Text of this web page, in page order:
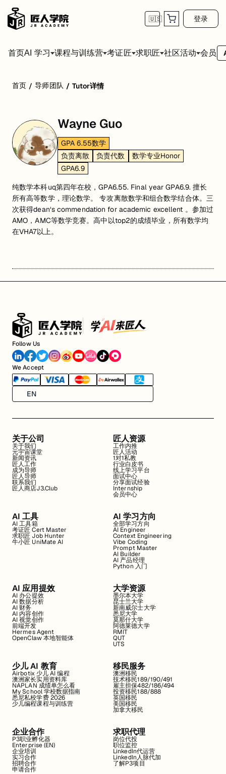
🇺🇸 登录
首页AI 学习 课程与训练营 考证匠 求职匠 社区活动 会员
首页 / 导师团队 / Tutor详情
Wayne Guo
GPA 6.55数学
负责离散
负责代数
数学专业Honor
GPA6.9
纯数学本科uq第四年在校，GPA6.55. Final year GPA6.9. 擅长
所有高等数学，理论数学。 专攻离散数学和组合数学结合体。三
次获得dean‘s commendation for academic excellent 。参加过
AMO，AMC等数学竞赛。高中以top2的成绩毕业，所有数学均
在VHA7以上。
Follow Us
We Accept
EN
关于公司
关于我们
元宇宙课堂
新闻资讯
匠人工作
成为导师
匠人导师
联系我们
匠人商店J3.Club
匠人资源
工作内推
匠人活动
1对1私教
行业白皮书
线上学习平台
面试中心
分享面试经验
Internship
会员中心
AI 工具
AI 工具箱
考证匠 Cert Master
求职匠 Job Hunter
牛小匠 UniMate AI
AI 学习方向
全部学习方向
AI Engineer
Context Engineering
Vibe Coding
Prompt Master
AI Builder
AI 产品经理
Python 入门
AI 应用提效
AI 办公提效
AI 数据分析
AI 财务
AI 内容创作
AI 视觉创作
前端开发
Hermes Agent
OpenClaw 本地智能体
大学资源
墨尔本大学
昆士兰大学
新南威尔士大学
悉尼大学
莫那什大学
阿德莱德大学
RMIT
QUT
UTS
少儿 AI 教育
Airbotix 少儿 AI 编程
澳洲家长实用资料库
NAPLAN 成绩单怎么看
My School 学校数据指南
悉尼私校学费 2026
少儿编程课程与训练营
移民服务
澳洲移民
技术移民189/190/491
雇主担保482/186/494
投资移民188/888
英国移民
美国移民
加拿大移民
企业合作
P3职业孵化器
Enterprise (EN)
企业培训
实习合作
招聘合作
申请合作
求职代理
岗位代投
职位监控
LinkedIn代运营
LinkedIn人脉代加
了解P3项目